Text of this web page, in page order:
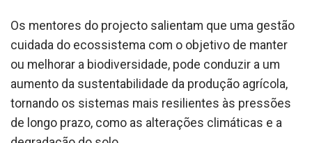
Os mentores do projecto salientam que uma gestão
cuidada do ecossistema com o objetivo de manter
ou melhorar a biodiversidade, pode conduzir a um
aumento da sustentabilidade da produção agrícola,
tornando os sistemas mais resilientes às pressões
de longo prazo, como as alterações climáticas e a